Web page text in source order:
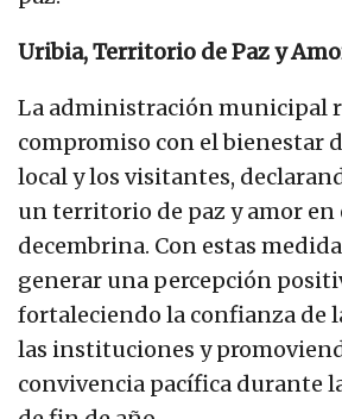
Uribia, Territorio de Paz y
La administración municipal
compromiso con el bienestar
local y los visitantes,
un territorio de paz y amor en
decembrina. Con estas
generar una percepción
fortaleciendo la confianza de
las instituciones y
convivencia pacífica durante